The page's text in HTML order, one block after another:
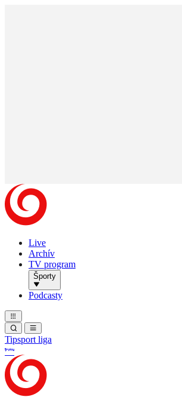
Live
Archív
TV program
Športy
Podcasty
Tipsport liga